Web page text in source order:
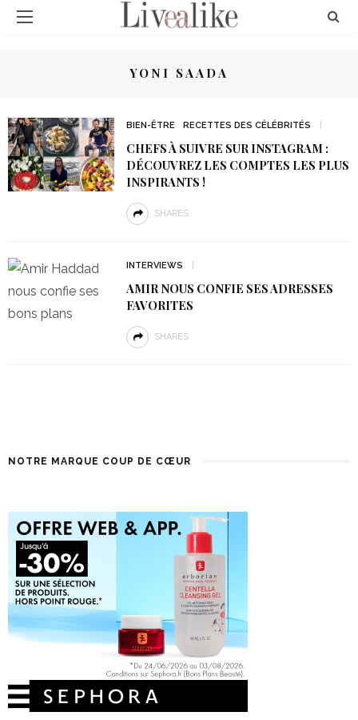
YONI SAADA
BIEN-ÊTRE RECETTES DES CÉLÉBRITÉS
CHEFS À SUIVRE SUR INSTAGRAM :
DÉCOUVREZ LES COMPTES LES PLUS
INSPIRANTS !
SHARES
INTERVIEWS
AMIR NOUS CONFIE SES ADRESSES
FAVORITES
SHARES
NOTRE MARQUE COUP DE CŒUR